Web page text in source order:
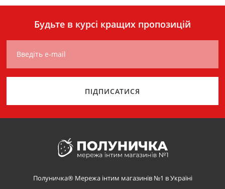
Будьте в курсі кращих пропозицій
Введіть e-mail
ПІДПИСАТИСЯ
Полуничка® Мережа інтим магазинів №1 в Україні